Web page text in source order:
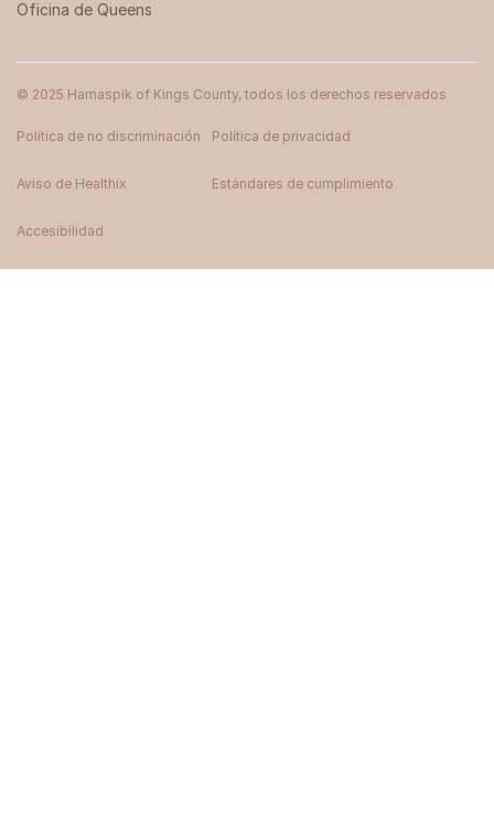
Oficina de Queens
© 2025 Hamaspik of Kings County, todos los derechos reservados
Política de no discriminación Política de privacidad
Aviso de Healthix Estándares de cumplimiento
Accesibilidad